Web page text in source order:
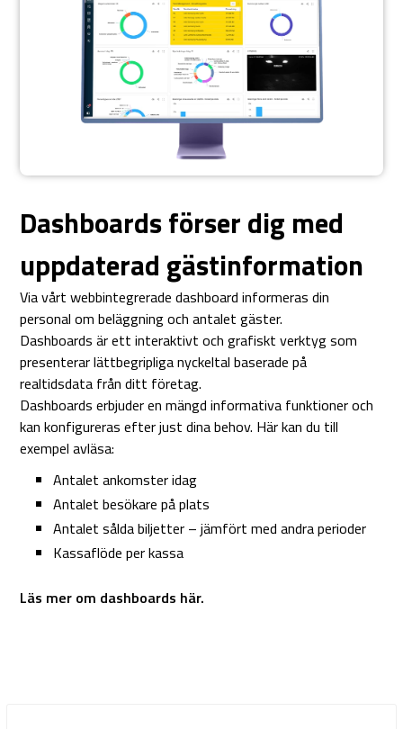
Dashboards förser dig med
uppdaterad gästinformation
Via vårt webbintegrerade dashboard informeras din
personal om beläggning och antalet gäster.
Dashboards är ett interaktivt och grafiskt verktyg som
presenterar lättbegripliga nyckeltal baserade på
realtidsdata från ditt företag.
Dashboards erbjuder en mängd informativa funktioner och
kan konfigureras efter just dina behov. Här kan du till
exempel avläsa:
Antalet ankomster idag
Antalet besökare på plats
Antalet sålda biljetter – jämfört med andra perioder
Kassaflöde per kassa
Läs mer om dashboards här.